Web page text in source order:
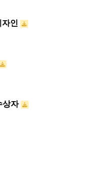
인
상자